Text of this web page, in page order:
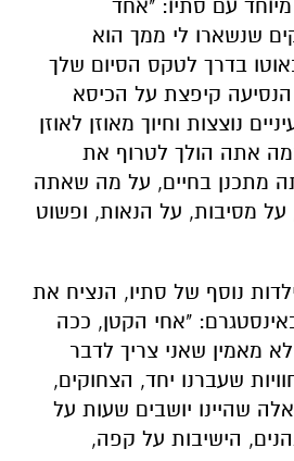
נוצצות וחיוך מאוזן לאוזן
אתה הולך לטרוף את
מתכנן בחיים, על מה שאתה
מסיבות, על הנאות, ופשוט
נוסף של סתיו, הנציח את
"אחי הקטן, ככה
מאמין שאני צריך לדבר
שהיינו יושבים שעות על
הישיבות על קפה,
אותך מבית ספר סתם כי
מגיע אלי הביתה בלי
תמיד היה פתוח בשבילך,
יחד כי חשבנו שנהיה